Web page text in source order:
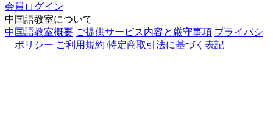
会員ログイン
中国語教室について
中国語教室概要 ご提供サービス内容と厳守事項 プライバシ
―ポリシー ご利用規約 特定商取引法に基づく表記